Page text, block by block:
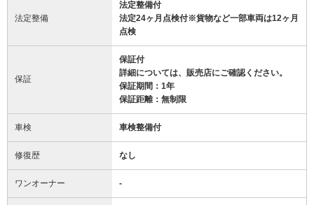
法定整備
法定整備付
法定24ヶ月点検付※貨物など一部車両は12ヶ月
点検
保証
保証付
詳細については、販売店にご確認ください。
保証期間：1年
保証距離：無制限
車検 車検整備付
修復歴 なし
ワンオーナー -